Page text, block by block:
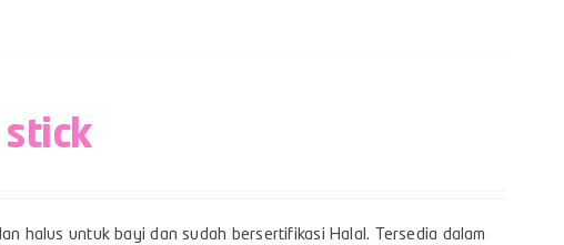
stick
halus untuk bayi dan sudah bersertifikasi Halal. Tersedia dalam